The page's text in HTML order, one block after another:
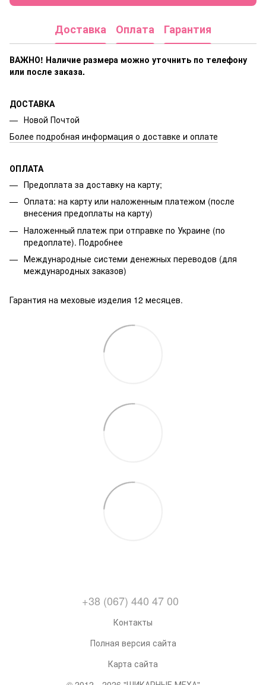
Доставка Оплата Гарантия
ВАЖНО! Наличие размера можно уточнить по телефону
или после заказа.
ДОСТАВКА
Новой Почтой
Более подробная информация о доставке и оплате
ОПЛАТА
Предоплата за доставку на карту;
Оплата: на карту или наложенным платежом (после
внесения предоплаты на карту)
Наложенный платеж при отправке по Украине (по
предоплате). Подробнее
Международные системи денежных переводов (для
международных заказов)
Гарантия на меховые изделия 12 месяцев.
+38 (067) 440 47 00
Контакты
Полная версия сайта
Карта сайта